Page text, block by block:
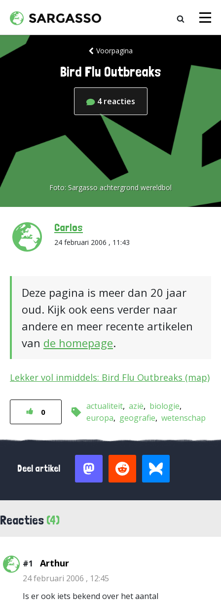
Voorpagina
Bird Flu Outbreaks
4 reacties
Foto: Sargasso achtergrond wereldbol
Carlos
24 februari 2006 , 11:43
Deze pagina is meer dan 20 jaar
oud. Kijk ook eens verder naar
andere en meer recente artikelen
van de homepage.
Lekker vol inmiddels: Bird Flu Outbreaks (map)
0
actualiteit azië
biologie
europa
geografie wetenschap
Deel artikel
Reacties (4)
#1 Arthur
24 februari 2006 , 12:45
Is er ook iets bekend over het aantal